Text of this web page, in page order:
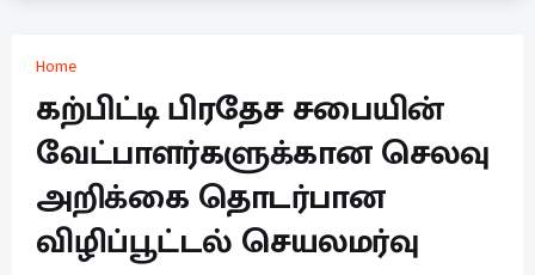
Home
கற்பிட்டி பிரதேச சபையின்
வேட்பாளர்களுக்கான செலவு
அறிக்கை தொடர்பான
விழிப்பூட்டல் செயலமர்வு